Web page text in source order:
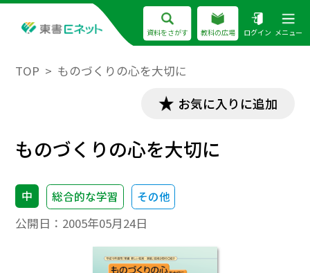
資料をさがす 教科の広場 ログイン メニュー
TOP ものづくりの心を大切に
お気に入りに追加
ものづくりの心を大切に
中 総合的な学習 その他
公開日： 2005年05月24日